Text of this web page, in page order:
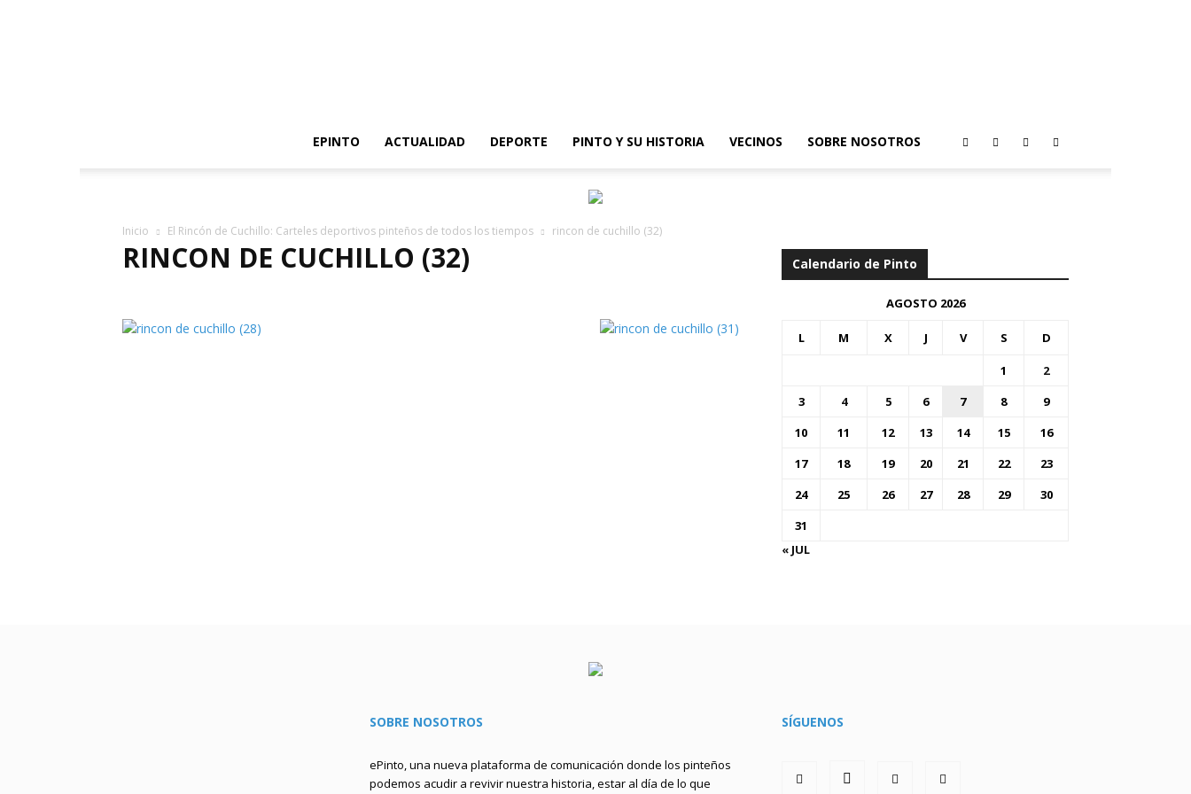
EPINTO
ACTUALIDAD DEPORTE PINTO Y SU HISTORIA VECINOS SOBRE NOSOTROS
Inicio El Rincón de Cuchillo: Carteles deportivos pinteños de todos los tiempos rincon de cuchillo (32)
RINCON DE CUCHILLO (32) Calendario de Pinto
AGOSTO 2026
L M X J V S D
1
2
3
4 5 6 7 8
9
10
11 12 13 14 15
16
17
18 19 20 21 22
23
24
25 26 27 28 29
30
31
« JUL
SOBRE NOSOTROS
ePinto, una nueva plataforma de comunicación donde los pinteños
podemos acudir a revivir nuestra historia, estar al día de lo que
SÍGUENOS